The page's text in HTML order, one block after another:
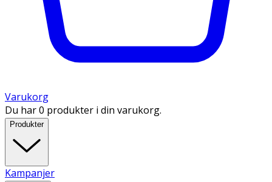
Varukorg
Du har 0 produkter i din varukorg.
Produkter
Kampanjer